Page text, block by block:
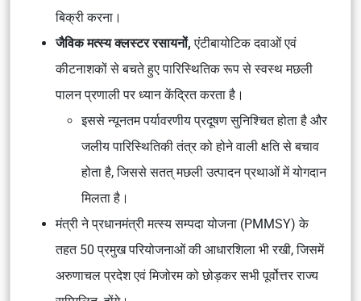
बिक्री करना।
जैविक मत्स्य क्लस्टर रसायनों,एंटीबायोटिक दवाओं एवं
कीटनाशकों से बचते हुए पारिस्थितिक रूप से स्वस्थ मछली
पालन प्रणाली पर ध्यान केंद्रित करता है।
इससे न्यूनतम पर्यावरणीय प्रदूषण सुनिश्चित होता है और
जलीय पारिस्थितिकी तंत्र को होने वाली क्षति से बचाव
होता है, जिससे सतत् मछली उत्पादन प्रथाओं में योगदान
मिलता है।
मंत्री ने प्रधानमंत्री मत्स्य सम्पदा योजना (PMMSY) के
तहत 50 प्रमुख परियोजनाओं की आधारशिला भी रखी, जिसमें
अरुणाचल प्रदेश एवं मिजोरम को छोड़कर सभी पूर्वोत्तर राज्य